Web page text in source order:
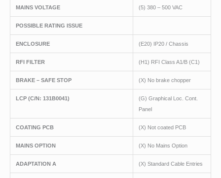
MAINS VOLTAGE (5) 380 – 500 VAC
POSSIBLE RATING ISSUE
ENCLOSURE (E20) IP20 / Chassis
RFI FILTER (H1) RFI Class A1/B (C1)
BRAKE – SAFE STOP (X) No brake chopper
LCP (C/N: 131B0041)
(G) Graphical Loc. Cont.
Panel
COATING PCB (X) Not coated PCB
MAINS OPTION (X) No Mains Option
ADAPTATION A (X) Standard Cable Entries